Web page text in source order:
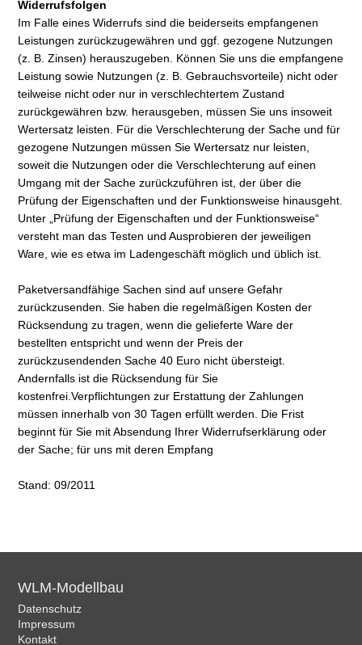
Widerrufsfolgen
Im Falle eines Widerrufs sind die beiderseits empfangenen
Leistungen zurückzugewähren und ggf. gezogene Nutzungen
(z. B. Zinsen) herauszugeben. Können Sie uns die empfangene
Leistung sowie Nutzungen (z. B. Gebrauchsvorteile) nicht oder
teilweise nicht oder nur in verschlechtertem Zustand
zurückgewähren bzw. herausgeben, müssen Sie uns insoweit
Wertersatz leisten. Für die Verschlechterung der Sache und für
gezogene Nutzungen müssen Sie Wertersatz nur leisten,
soweit die Nutzungen oder die Verschlechterung auf einen
Umgang mit der Sache zurückzuführen ist, der über die
Prüfung der Eigenschaften und der Funktionsweise hinausgeht.
Unter „Prüfung der Eigenschaften und der Funktionsweise“
versteht man das Testen und Ausprobieren der jeweiligen
Ware, wie es etwa im Ladengeschäft möglich und üblich ist.
Paketversandfähige Sachen sind auf unsere Gefahr
zurückzusenden. Sie haben die regelmäßigen Kosten der
Rücksendung zu tragen, wenn die gelieferte Ware der
bestellten entspricht und wenn der Preis der
zurückzusendenden Sache 40 Euro nicht übersteigt.
Andernfalls ist die Rücksendung für Sie
kostenfrei.Verpflichtungen zur Erstattung der Zahlungen
müssen innerhalb von 30 Tagen erfüllt werden. Die Frist
beginnt für Sie mit Absendung Ihrer Widerrufserklärung oder
der Sache; für uns mit deren Empfang
Stand: 09/2011
WLM-Modellbau
Datenschutz
Impressum
Kontakt